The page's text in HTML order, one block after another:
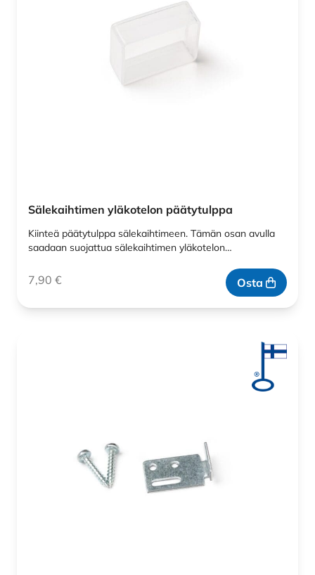
Sälekaihtimen yläkotelon päätytulppa
Kiinteä päätytulppa sälekaihtimeen. Tämän osan avulla
saadaan suojattua sälekaihtimen yläkotelon…
7,90 € Osta